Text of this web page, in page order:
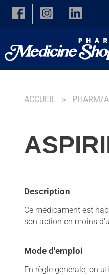
Skip to main content
ACCUEIL PHARM/
Description
Ce médicament est
son action en moins
Mode d'emploi
En règle générale, on